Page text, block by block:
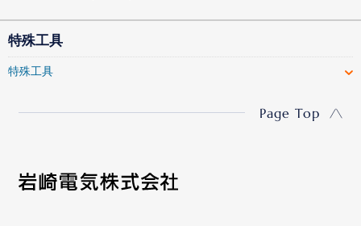
特殊工具
特殊工具
Page Top